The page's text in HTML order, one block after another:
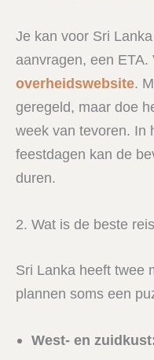
Je kan voor Sri
aanvragen, een
overheidswebsite.
geregeld, maar doe
week van tevoren. In
feestdagen kan de
duren.
2. Wat is de beste
Sri Lanka heeft twee
plannen soms een
West- en